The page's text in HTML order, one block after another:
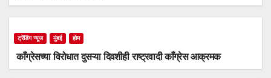
ट्रेंडिंग न्यूज मुंबई होम
काँग्रेसच्या विरोधात दुसऱ्या दिवशीही राष्ट्रवादी काँग्रेस आक्रमक